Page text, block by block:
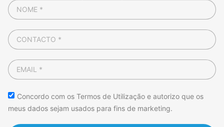
Concordo com os Termos de Utilização e autorizo que os
meus dados sejam usados para fins de marketing.